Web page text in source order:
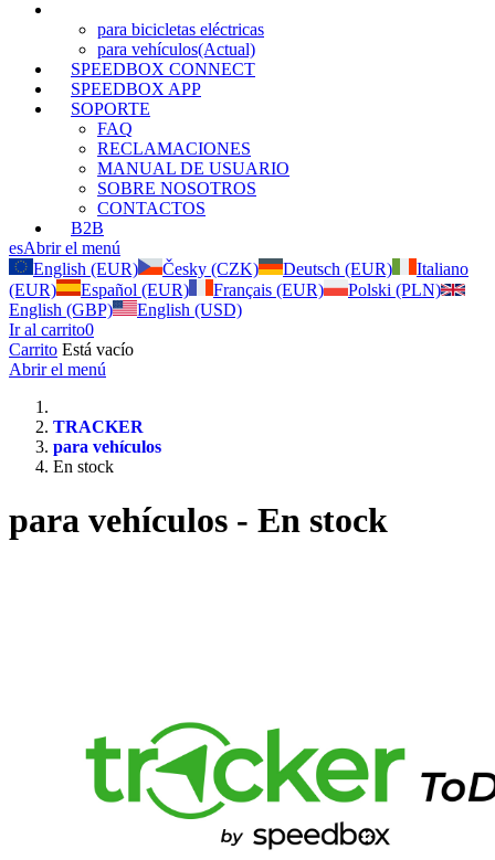
para bicicletas eléctricas
para vehículos(Actual)
SPEEDBOX CONNECT
SPEEDBOX APP
SOPORTE
FAQ
RECLAMACIONES
MANUAL DE USUARIO
SOBRE NOSOTROS
CONTACTOS
B2B
esAbrir el menú
English (EUR)
Česky (CZK) Deutsch (EUR)
Italiano
(EUR)
Español (EUR) Français (EUR)
Polski (PLN)
English (GBP)
English (USD)
Ir al carrito0
Carrito Está vacío
Abrir el menú
TRACKER
para vehículos
En stock
para vehículos - En stock